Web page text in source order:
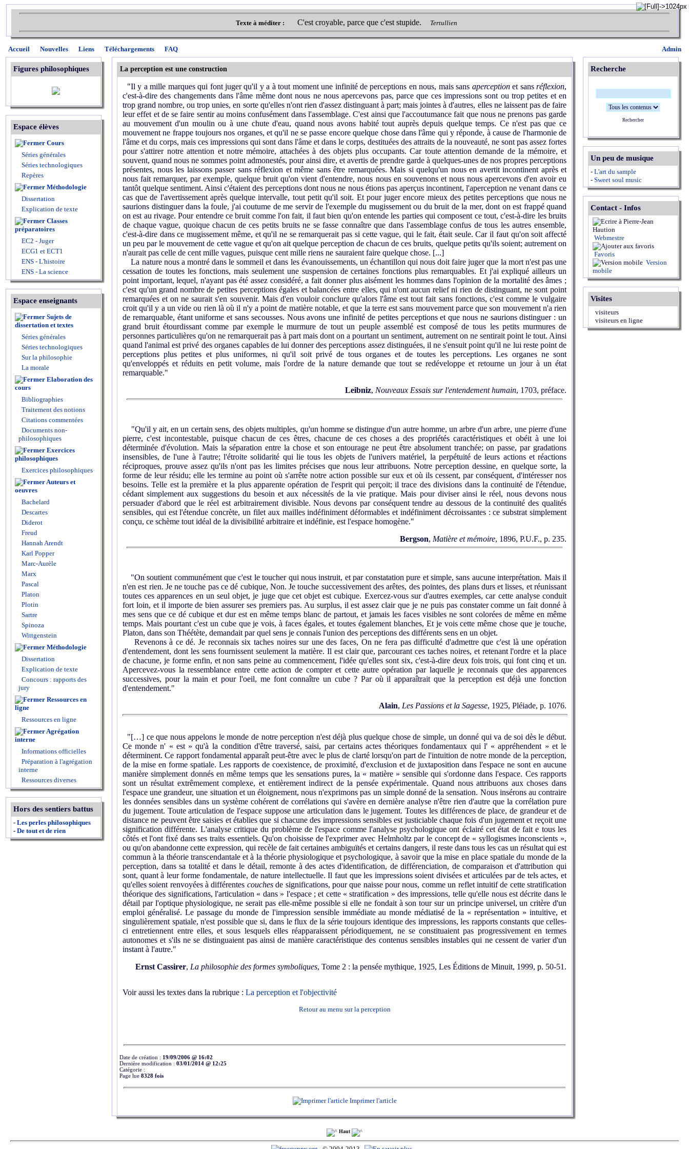
Texte à méditer : C'est croyable, parce que c'est stupide. Tertullien
Admin
Accueil Nouvelles Liens Téléchargements FAQ
Figures philosophiques
Espace élèves
Cours
Séries générales
Séries technologiques
Repères
Méthodologie
Dissertation
Explication de texte
Classes
préparatoires
EC2 - Juger
ECG1 et ECT1
ENS - L'histoire
ENS - La science
Espace enseignants
Sujets de
dissertation et textes
Séries générales
Séries technologiques
Sur la philosophie
La morale
Elaboration des
cours
Bibliographies
Traitement des notions
Citations commentées
Documents non-
philosophiques
Exercices
philosophiques
Exercices philosophiques
Auteurs et
oeuvres
Bachelard
Descartes
Diderot
Freud
Hannah Arendt
Karl Popper
Marc-Aurèle
Marx
Pascal
Platon
Plotin
Sartre
Spinoza
Wittgenstein
Méthodologie
Dissertation
Explication de texte
Concours : rapports des
jury
Ressources en
ligne
Ressources en ligne
Agrégation
interne
Informations officielles
Préparation à l'agrégation
interne
Ressources diverses
Hors des sentiers battus
- Les perles philosophiques
- De tout et de rien
La perception est une construction
"Il y a mille marques qui font juger qu'il y a à tout moment une infinité de perceptions en nous, mais sans aperceptionet sansréflexion,
c'est-à-dire des changements dans l'âme même dont nous ne nous apercevons pas, parce que ces impressions sont ou trop petites et en
trop grand nombre, ou trop unies, en sorte qu'elles n'ont rien d'assez distinguant à part; mais jointes à d'autres, elles ne laissent pas de faire
leur effet et de se faire sentir au moins confusément dans l'assemblage. C'est ainsi que l'accoutumance fait que nous ne prenons pas garde
au mouvement d'un moulin ou à une chute d'eau, quand nous avons habité tout auprès depuis quelque temps. Ce n'est pas que ce
mouvement ne frappe toujours nos organes, et qu'il ne se passe encore quelque chose dans l'âme qui y réponde, à cause de l'harmonie de
l'âme et du corps, mais ces impressions qui sont dans l'âme et dans le corps, destituées des attraits de la nouveauté, ne sont pas assez fortes
pour s'attirer notre attention et notre mémoire, attachées à des objets plus occupants. Car toute attention demande de la mémoire, et
souvent, quand nous ne sommes point admonestés, pour ainsi dire, et avertis de prendre garde à quelques-unes de nos propres perceptions
présentes, nous les laissons passer sans réflexion et même sans être remarquées. Mais si quelqu'un nous en avertit incontinent après et
nous fait remarquer, par exemple, quelque bruit qu'on vient d'entendre, nous nous en souvenons et nous nous apercevons d'en avoir eu
tantôt quelque sentiment. Ainsi c'étaient des perceptions dont nous ne nous étions pas aperçus incontinent, l'aperception ne venant dans ce
cas que de l'avertissement après quelque intervalle, tout petit qu'il soit. Et pour juger encore mieux des petites perceptions que nous ne
saurions distinguer dans la foule, j'ai coutume de me servir de l'exemple du mugissement ou du bruit de la mer, dont on est frappé quand
on est au rivage. Pour entendre ce bruit comme l'on fait, il faut bien qu'on entende les parties qui composent ce tout, c'est-à-dire les bruits
de chaque vague, quoique chacun de ces petits bruits ne se fasse connaître que dans l'assemblage confus de tous les autres ensemble,
c'est-à-dire dans ce mugissement même, et qu'il ne se remarquerait pas si cette vague, qui le fait, était seule. Car il faut qu'on soit affecté
un peu par le mouvement de cette vague et qu'on ait quelque perception de chacun de ces bruits, quelque petits qu'ils soient; autrement on
n'aurait pas celle de cent mille vagues, puisque cent mille riens ne sauraient faire quelque chose. [...]
La nature nous a montré dans le sommeil et dans les évanouissements, un échantillon qui nous doit faire juger que la mort n'est pas une
cessation de toutes les fonctions, mais seulement une suspension de certaines fonctions plus remarquables. Et j'ai expliqué ailleurs un
point important, lequel, n'ayant pas été assez considéré, a fait donner plus aisément les hommes dans l'opinion de la mortalité des âmes ;
c'est qu'un grand nombre de petites perceptions égales et balancées entre elles, qui n'ont aucun relief ni rien de distinguant, ne sont point
remarquées et on ne saurait s'en souvenir. Mais d'en vouloir conclure qu'alors l'âme est tout fait sans fonctions, c'est comme le vulgaire
croit qu'il y a un vide ou rien là où il n'y a point de matière notable, et que la terre est sans mouvement parce que son mouvement n'a rien
de remarquable, étant uniforme et sans secousses. Nous avons une infinité de petites perceptions et que nous ne saurions distinguer : un
grand bruit étourdissant comme par exemple le murmure de tout un peuple assemblé est composé de tous les petits murmures de
personnes particulières qu'on ne remarquerait pas à part mais dont on a pourtant un sentiment, autrement on ne sentirait point le tout. Ainsi
quand l'animal est privé des organes capables de lui donner des perceptions assez distinguées, il ne s'ensuit point qu'il ne lui reste point de
perceptions plus petites et plus uniformes, ni qu'il soit privé de tous organes et de toutes les perceptions. Les organes ne sont
qu'enveloppés et réduits en petit volume, mais l'ordre de la nature demande que tout se redéveloppe et retourne un jour à un état
remarquable."
Leibniz, Nouveaux Essais sur l'entendement humain, 1703, préface.
"Qu'il y ait, en un certain sens, des objets multiples, qu'un homme se distingue d'un autre homme, un arbre d'un arbre, une pierre d'une
pierre, c'est incontestable, puisque chacun de ces êtres, chacune de ces choses a des propriétés caractéris­tiques et obéit à une loi
déterminée d'évolution. Mais la séparation entre la chose et son entourage ne peut être abso­lument tranchée; on passe, par gradations
insensibles, de l'une à l'autre; l'étroite solidarité qui lie tous les objets de l'univers matériel, la perpétuité de leurs actions et réactions
réciproques, prouve assez qu'ils n'ont pas les limites précises que nous leur attribuons. Notre perception dessine, en quelque sorte, la
forme de leur résidu; elle les termine au point où s'arrête notre action possible sur eux et où ils cessent, par conséquent, d'intéresser nos
besoins. Telle est la première et la plus apparente opération de l'esprit qui perçoit; il trace des divisions dans la continuité de l'étendue,
cédant simplement aux suggestions du besoin et aux nécessités de la vie pratique. Mais pour diviser ainsi le réel, nous devons nous
persuader d'abord que le réel est arbitrai­rement divisible. Nous devons par conséquent tendre au dessous de la continuité des qualités
sensibles, qui est l'éten­due concrète, un filet aux mailles indéfiniment déformables et indéfiniment décroissantes : ce substrat simplement
conçu, ce schème tout idéal de la divisibilité arbitraire et indéfinie, est l'espace homogène."
Bergson, Matière et mémoire, 1896, P.U.F., p. 235.
"On soutient communément que c'est le toucher qui nous instruit, et par constatation pure et simple, sans aucune interprétation. Mais il
n'en est rien. Je ne touche pas ce dé cubique, Non. Je touche successivement des arêtes, des pointes, des plans durs et lisses, et réunissant
toutes ces apparences en un seul objet, je juge que cet objet est cubique. Exercez-vous sur d'autres exemples, car cette analyse conduit
fort loin, et il importe de bien assurer ses premiers pas. Au surplus, il est assez clair que je ne puis pas constater comme un fait donné à
mes sens que ce dé cubique et dur est en même temps blanc de partout, et jamais les faces visibles ne sont colorées de même en même
temps. Mais pourtant c'est un cube que je vois, à faces égales, et toutes également blanches, Et je vois cette même chose que je touche,
Platon, dans son Théétète, demandait par quel sens je connais l'union des perceptions des différents sens en un objet.
Revenons à ce dé. Je reconnais six taches noires sur une des faces, On ne fera pas difficulté d'admettre que c'est là une opération
d'entendement, dont les sens fournissent seulement la matière. Il est clair que, parcourant ces taches noires, et retenant l'ordre et la place
de chacune, je forme enfin, et non sans peine au commencement, l'idée qu'elles sont six, c'est-à-dire deux fois trois, qui font cinq et un.
Apercevez-vous la ressemblance entre cette action de compter et cette autre opération par laquelle je reconnais que des apparences
successives, pour la main et pour l'oeil, me font connaître un cube ? Par où il apparaîtrait que la perception est déjà une fonction
d'entendement."
Alain, Les Passions et la Sagesse, 1925, Pléiade, p. 1076.
"[…] ce que nous appelons le monde de notre perception n'est déjà plus quelque chose de simple, un donné qui va de soi dès le début.
Ce monde n' « est » qu'à la condition d'être traversé, saisi, par certains actes théoriques fondamentaux qui l' « appréhendent » et le
déterminent. Ce rapport fondamental apparaît peut-être avec le plus de clarté lorsqu'on part de l'intuition de notre monde de la perception,
de la mise en forme spatiale. Les rapports de coexistence, de proximité, d'exclusion et de juxtaposition dans l'espace ne sont en aucune
manière simplement donnés en même temps que les sensations pures, la « matière » sensible qui s'ordonne dans l'espace. Ces rapports
sont un résultat extrêmement complexe, et entièrement indirect de la pensée expérimentale. Quand nous attribuons aux choses dans
l'espace une grandeur, une situation et un éloignement, nous n'exprimons pas un simple donné de la sensation. Nous insérons au contraire
les données sensibles dans un système cohérent de corrélations qui s'avère en dernière analyse n'être rien d'autre que la corrélation pure
du jugement. Toute articulation de l'espace suppose une articulation dans le jugement. Toutes les différences de place, de grandeur et de
distance ne peuvent être saisies et établies que si chacune des impressions sensibles est justiciable chaque fois d'un jugement et reçoit une
signification différente. L'analyse critique du problème de l'espace comme l'analyse psychologique ont éclairé cet état de fait e tous les
côtés et l'ont fixé dans ses traits essentiels. Qu'on choisisse de l'exprimer avec Helmholtz par le concept de « syllogismes inconscients »,
ou qu'on abandonne cette expression, qui recèle de fait certaines ambiguïtés et certains dangers, il reste dans tous les cas un résultat qui est
commun à la théorie transcendantale et à la théorie physiologique et psychologique, à savoir que la mise en place spatiale du monde de la
perception, dans sa totalité et dans le détail, remonte à des actes d'identification, de différenciation, de comparaison et d'attribution qui
sont, quant à leur forme fondamentale, de nature intellectuelle. Il faut que les impressions soient divisées et articulées par de tels actes, et
qu'elles soient renvoyées à différentes couchesde significations, pour que naisse pour nous, comme un reflet intuitif de cette stratification
théorique des significations, l'articulation « dans » l'espace ; et cette « stratification » des impressions, telle qu'elle nous est décrite dans le
détail par l'optique physiologique, ne serait pas elle-même possible si elle ne fondait à son tour sur un principe universel, un critère d'un
emploi généralisé. Le passage du monde de l'impression sensible immédiate au monde médiatisé de la « représentation » intuitive, et
singulièrement spatiale, n'est possible que si, dans le flux de la série toujours identique des impressions, les rapports constants que celles-
ci entretiennent entre elles, et sous lesquels elles réapparaissent périodiquement, ne se constituaient pas progressivement en termes
autonomes et s'ils ne se distinguaient pas ainsi de manière caractéristique des contenus sensibles instables qui ne cessent de varier d'un
instant à l'autre."
Ernst Cassirer, La philosophie des formes symboliques, Tome 2 : la pensée mythique, 1925, Les Éditions de Minuit, 1999, p. 50-51.
Voir aussi les textes dans la rubrique : La perception et l'objectivité
Retour au menu sur la perception
Date de création : 19/09/2006 @ 16:02
Dernière modification : 03/01/2014 @ 12:25
Catégorie :
Page lue 8328 fois
Imprimer l'article
Recherche
Rechercher
Un peu de musique
- L'art du sample
- Sweet soul music
Contact - Infos
Webmestre
Favoris
Version
mobile
Visites
visiteurs
visiteurs en ligne
Haut